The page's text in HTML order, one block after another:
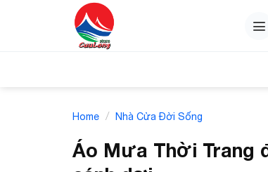
Home / Nhà Cửa Đời Sống
Áo Mưa Thời Trang